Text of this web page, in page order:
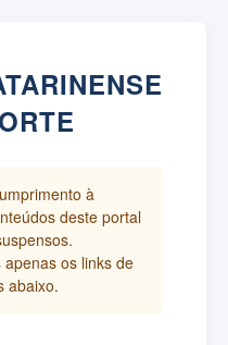
à
deste portal
os links de
abaixo.